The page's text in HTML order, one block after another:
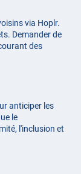
via Hoplr.
Demander de
des
anticiper les
le
l'inclusion et